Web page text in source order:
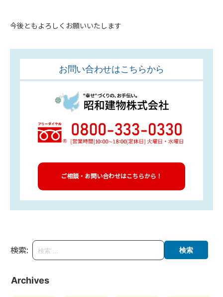
今後ともよろしくお願いいたします
お問い合わせはこちらから
ご相談・お問い合わせはこちらから！
検索:
Archives